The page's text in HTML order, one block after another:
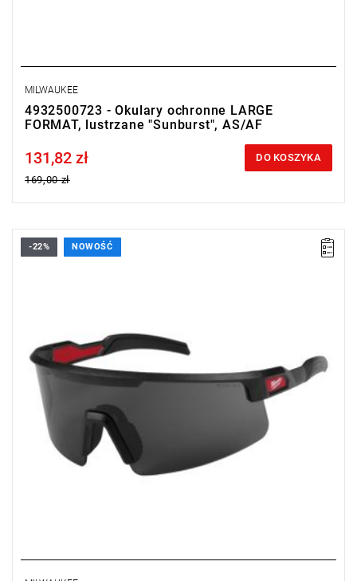
MILWAUKEE
4932500723 - Okulary ochronne LARGE
FORMAT, lustrzane "Sunburst", AS/AF
Price tax included
131,82 zł
169,00 zł
DO KOSZYKA
Okulary ochronne Milwaukee zapewniają wysoki komfort
-22% NOWOŚĆ